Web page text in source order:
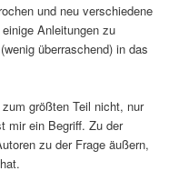
und neu verschiedene
Anleitungen zu
überraschend) in das
größten Teil nicht, nur
mir ein Begriff. Zu der
zu der Frage äußern,